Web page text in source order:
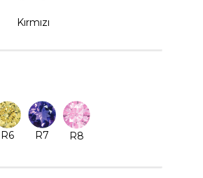
Kırmızı
R6 R7 R8